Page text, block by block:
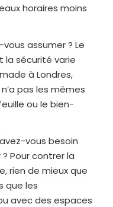
horaires moins
assumer ? Le
la sécurité varie
à Londres,
pas les mêmes
ou le bien-
vous besoin
Pour contrer la
rien de mieux que
que les
avec des espaces